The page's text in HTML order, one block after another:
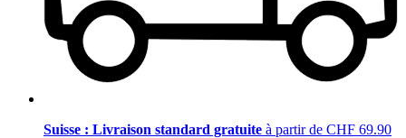
Suisse : Livraison standard gratuite à partir de CHF 69.90